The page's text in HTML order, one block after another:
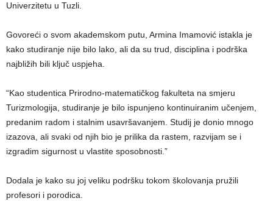
Univerzitetu u Tuzli.
Govoreći o svom akademskom putu, Armina Imamović istakla je
kako studiranje nije bilo lako, ali da su trud, disciplina i podrška
najbližih bili ključ uspjeha.
“Kao studentica Prirodno-matematičkog fakulteta na smjeru
Turizmologija, studiranje je bilo ispunjeno kontinuiranim učenjem,
predanim radom i stalnim usavršavanjem. Studij je donio mnogo
izazova, ali svaki od njih bio je prilika da rastem, razvijam se i
izgradim sigurnost u vlastite sposobnosti.”
Dodala je kako su joj veliku podršku tokom školovanja pružili
profesori i porodica.